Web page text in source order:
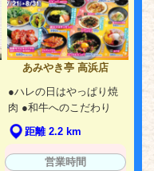
あみやき亭 高浜店
●ハレの日はやっぱり焼
肉 ●和牛へのこだわり
距離 2.2 km
営業時間